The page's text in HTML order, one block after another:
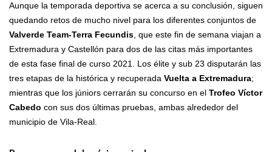
Aunque la temporada deportiva se acerca a su conclusión, siguen
quedando retos de mucho nivel para los diferentes conjuntos de
Valverde Team-Terra Fecundis, que este fin de semana viajan a
Extremadura y Castellón para dos de las citas más importantes
de esta fase final de curso 2021. Los élite y sub 23 disputarán las
tres etapas de la histórica y recuperada Vuelta a Extremadura;
mientras que los júniors cerrarán su concurso en el Trofeo Víctor
Cabedo con sus dos últimas pruebas, ambas alrededor del
municipio de Vila-Real.